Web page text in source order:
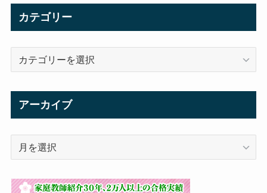
カテゴリー
リ
アーカイブ
イ